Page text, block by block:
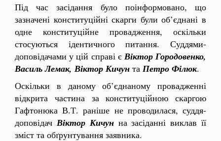
Під час засідання було поінформовано, що
зазначені конституційні скарги були об’єднані в
одне конституційне провадження, оскільки
стосуються ідентичного питання. Суддями-
доповідачами у цій справі єВіктор Городовенко,
Василь Лемак, Віктор Кичун та Петро Філюк.
Оскільки в даному об’єднаному провадженні
відкрита частина за конституційною скаргою
Гафтонюка В.Т. раніше не проводилася, суддя-
доповідач Віктор Кичунна засіданні виклав її
зміст та обґрунтування заявника.